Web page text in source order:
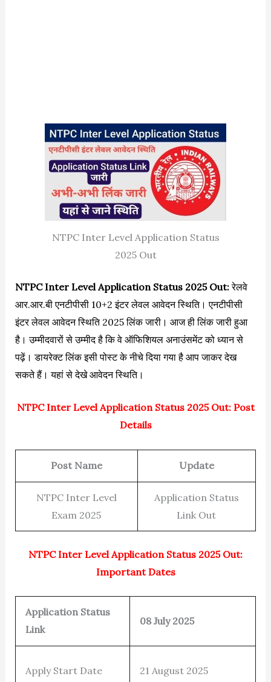
NTPC Inter Level Application Status
2025 Out
NTPC Inter Level Application Status 2025 Out:रेलवे
आर.आर.बी एनटीपीसी 10+2 इंटर लेवल आवेदन स्थिति। एनटीपीसी
इंटर लेवल आवेदन स्थिति 2025 लिंक जारी। आज ही लिंक जारी हुआ
है। उम्मीदवारों से उम्मीद है कि वे ऑफिशियल अनाउंसमेंट को ध्यान से
पढ़ें। डायरेक्ट लिंक इसी पोस्ट के नीचे दिया गया है आप जाकर देख
सकते हैं। यहां से देखे आवेदन स्थिति।
NTPC Inter Level Application Status 2025 Out: Post
Details
Post Name Update
NTPC Inter Level
Exam 2025
Application Status
Link Out
NTPC Inter Level Application Status 2025 Out:
Important Dates
Application Status
Link
08 July 2025
Apply Start Date 21 August 2025